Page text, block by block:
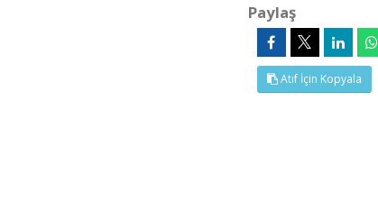
Paylaş
Atıf İçin Kopyala